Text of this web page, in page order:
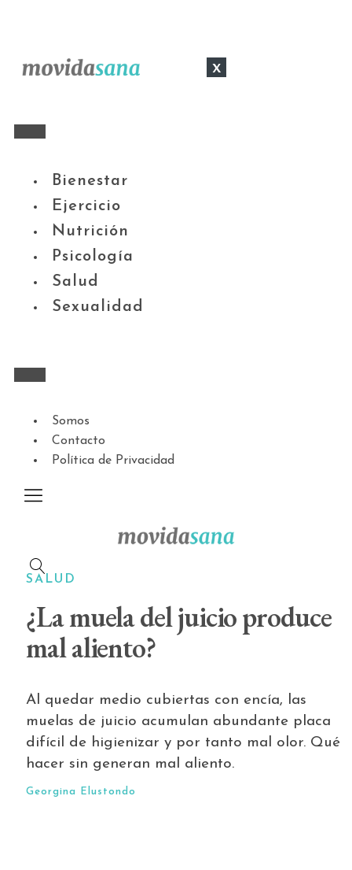
x
Bienestar
Ejercicio
Nutrición
Psicología
Salud
Sexualidad
Somos
Contacto
Política de Privacidad
SALUD
¿La muela del juicio produce
mal aliento?
Al quedar medio cubiertas con encía, las
muelas de juicio acumulan abundante placa
difícil de higienizar y por tanto mal olor. Qué
hacer sin generan mal aliento.
Georgina Elustondo